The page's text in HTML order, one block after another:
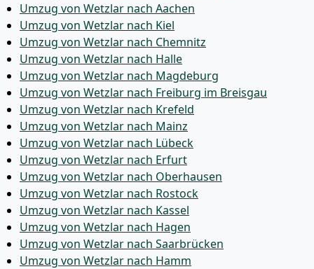
Umzug von Wetzlar nach Aachen
Umzug von Wetzlar nach Kiel
Umzug von Wetzlar nach Chemnitz
Umzug von Wetzlar nach Halle
Umzug von Wetzlar nach Magdeburg
Umzug von Wetzlar nach Freiburg im Breisgau
Umzug von Wetzlar nach Krefeld
Umzug von Wetzlar nach Mainz
Umzug von Wetzlar nach Lübeck
Umzug von Wetzlar nach Erfurt
Umzug von Wetzlar nach Oberhausen
Umzug von Wetzlar nach Rostock
Umzug von Wetzlar nach Kassel
Umzug von Wetzlar nach Hagen
Umzug von Wetzlar nach Saarbrücken
Umzug von Wetzlar nach Hamm